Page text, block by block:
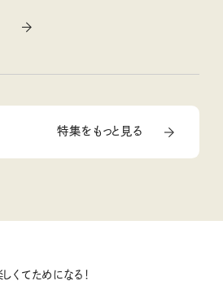
特集をもっと見る
しくてためになる！